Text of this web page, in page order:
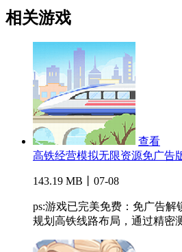
相关游戏
查看
高铁经营模拟无限资源免广告
143.19 MB丨07-08
ps:游戏已完美免费：免广告
规划高铁线路布局，通过精密